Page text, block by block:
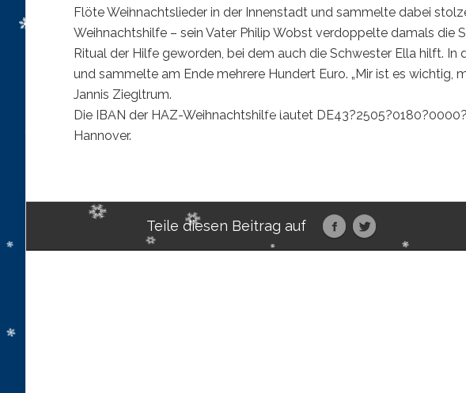
Flöte Weihnachtslieder in der Innenstadt und sammelte dabei
Weihnachtshilfe – sein Vater Philip Wobst verdoppelte damals die
Ritual der Hilfe geworden, bei dem auch die Schwester Ella hilft. In
und sammelte am Ende mehrere Hundert Euro. „Mir ist es wichtig,
Jannis Ziegltrum.
Die IBAN der HAZ-Weihnachtshilfe lautet
Hannover.
Teile diesen Beitrag auf